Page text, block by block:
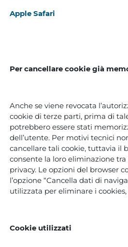
Apple Safari
Per cancellare cookie già
Anche se viene revocata
cookie di terze parti, prima di
potrebbero essere stati
dell’utente. Per motivi tecnici
cancellare tali cookie, tuttavia il
consente la loro eliminazione
privacy. Le opzioni del browser
l’opzione “Cancella dati di
utilizzata per eliminare i
Cookie utilizzati